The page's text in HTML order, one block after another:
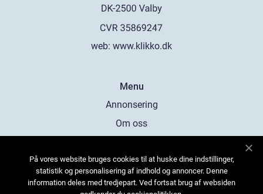
web: www.klikko.dk
Menu
Annonsering
Om oss
Kontakta oss
Sitemap
På vores website bruges cookies til at huske dine indstillinger,
statistik og personalisering af indhold og annoncer. Denne
information deles med tredjepart. Ved fortsat brug af websiden